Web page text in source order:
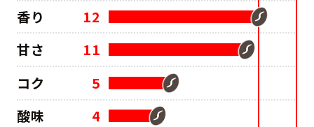
香り
12
甘さ
11
コク
5
酸味
4